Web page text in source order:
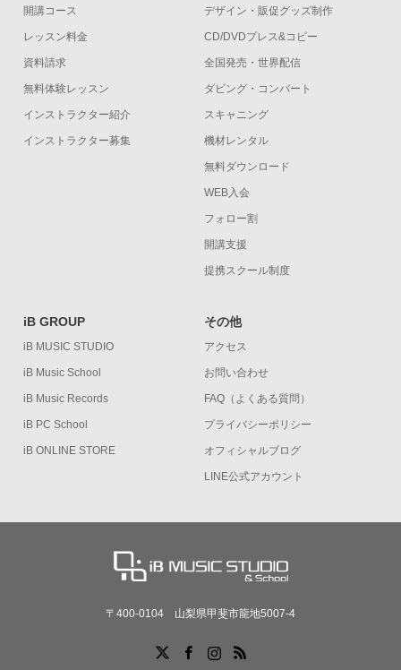
開講コース
レッスン料金
資料請求
無料体験レッスン
インストラクター紹介
インストラクター募集
デザイン・販促グッズ制作
CD/DVDプレス&コピー
全国発売・世界配信
ダビング・コンバート
スキャニング
機材レンタル
無料ダウンロード
WEB入会
フォロー割
開講支援
提携スクール制度
iB GROUP
iB MUSIC STUDIO
iB Music School
iB Music Records
iB PC School
iB ONLINE STORE
その他
アクセス
お問い合わせ
FAQ（よくある質問）
プライバシーポリシー
オフィシャルブログ
LINE公式アカウント
〒400-0104 山梨県甲斐市龍地5007-4
RSS